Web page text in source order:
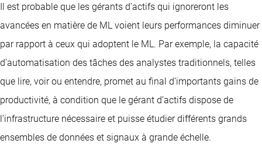
Il est probable que les gérants d’actifs qui ignoreront les
avancées en matière de ML voient leurs performances diminuer
par rapport à ceux qui adoptent le ML. Par exemple, la capacité
d’automatisation des tâches des analystes traditionnels, telles
que lire, voir ou entendre, promet au final d’importants gains de
productivité, à condition que le gérant d’actifs dispose de
l’infrastructure nécessaire et puisse étudier différents grands
ensembles de données et signaux à grande échelle.